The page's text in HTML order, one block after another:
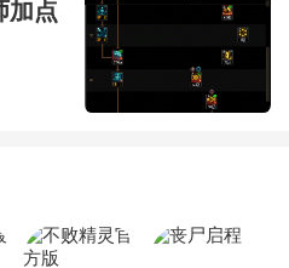
加点